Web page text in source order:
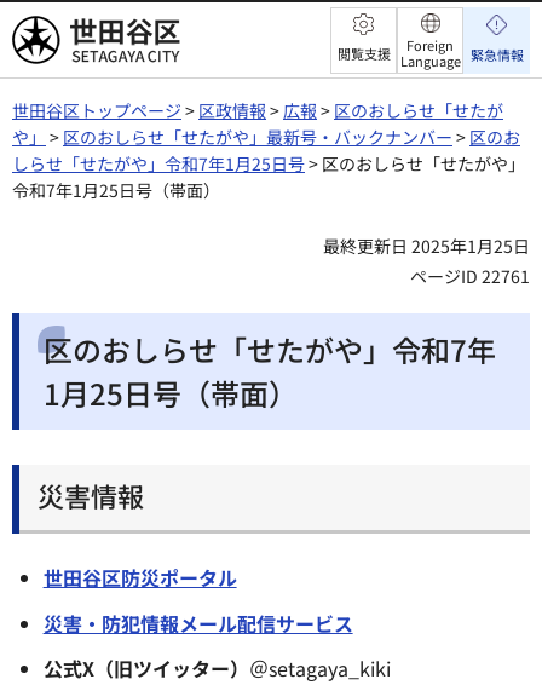
世田谷区 閲覧支援
Foreign
Language 緊急情報
世田谷区トップページ > 区政情報 >広報 > 区のおしらせ「せたが
や」 > 区のおしらせ「せたがや」最新号・バックナンバー > 区のお
しらせ「せたがや」令和7年1月25日号> 区のおしらせ「せたがや」
令和7年1月25日号（帯面）
最終更新日 2025年1月25日
ページID 22761
区のおしらせ「せたがや」令和7年
1月25日号（帯面）
災害情報
世田谷区防災ポータル
災害・防犯情報メール配信サービス
公式X（旧ツイッター） ＠setagaya_kiki